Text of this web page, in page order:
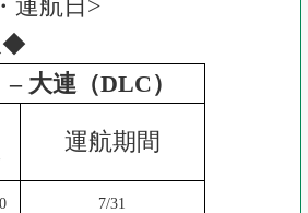
運航日>
◆
大連（DLC）
運航期間
7/31